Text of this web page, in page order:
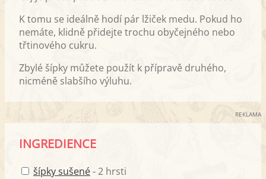
K tomu se ideálně hodí pár lžiček medu. Pokud ho
nemáte, klidně přidejte trochu obyčejného nebo
třtinového cukru.
Zbylé šípky můžete použít k přípravě druhého,
nicméně slabšího výluhu.
REKLAMA
INGREDIENCE
šípky sušené- 2 hrsti